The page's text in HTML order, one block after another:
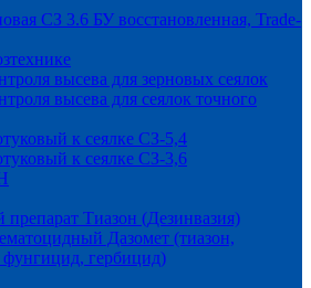
СЗ 3.6 БУ восстановленная, Trade-
высева для зерновых сеялок
высева для сеялок точного
к сеялке СЗ-5,4
к сеялке СЗ-3,6
Тиазон (Дезинвазия)
Дазомет (тиазон,
гербицид)